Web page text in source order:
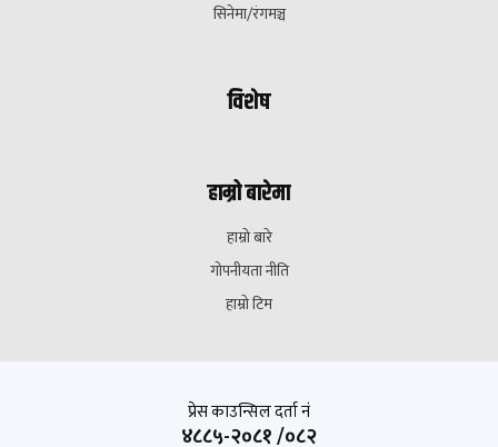
सिनेमा/रंगमञ्च
विशेष
हाम्रो बारेमा
हाम्रो बारे
गोपनीयता नीति
हाम्रो टिम
प्रेस काउन्सिल दर्ता नं
४८८५-२०८१ /०८२